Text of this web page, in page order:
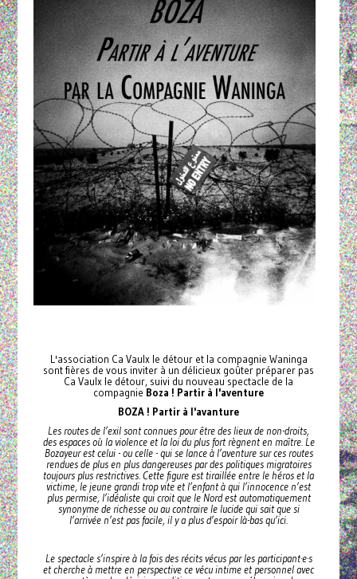
L'association Ca Vaulx le détour et la compagnie Waninga
sont fières de vous inviter à un délicieux goûter préparer pas
Ca Vaulx le détour, suivi du nouveau spectacle de la
compagnie Boza ! Partir à l'aventure
BOZA ! Partir à l'avanture
Les routes de l’exil sont connues pour être des lieux de non-droits,
des espaces où la violence et la loi du plus fort règnent en maître. Le
Bozayeur est celui - ou celle - qui se lance à l’aventure sur ces routes
rendues de plus en plus dangereuses par des politiques migratoires
toujours plus restrictives. Cette figure est tiraillée entre le héros et la
victime, le jeune grandi trop vite et l’enfant à qui l’innocence n’est
plus permise, l’idéaliste qui croit que le Nord est automatiquement
synonyme de richesse ou au contraire le lucide qui sait que si
l’arrivée n’est pas facile, il y a plus d’espoir là-bas qu’ici.
Le spectacle s’inspire à la fois des récits vécus par les participant·e·s
et cherche à mettre en perspective ce vécu intime et personnel avec